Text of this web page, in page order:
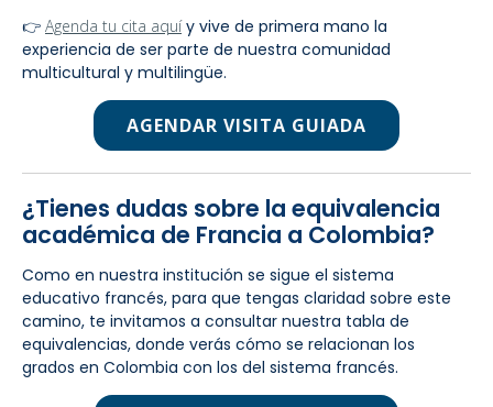
👉 Agenda tu cita aquíy vive de primera mano la
experiencia de ser parte de nuestra comunidad
multicultural y multilingüe.
AGENDAR VISITA GUIADA
¿Tienes dudas sobre la equivalencia
académica de Francia a Colombia?
Como en nuestra institución se sigue el sistema
educativo francés, para que tengas claridad sobre este
camino, te invitamos a consultar nuestra tabla de
equivalencias, donde verás cómo se relacionan los
grados en Colombia con los del sistema francés.